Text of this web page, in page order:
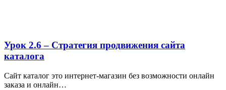
Урок 2.6 – Стратегия продвижения сайта
каталога
Сайт каталог это интернет-магазин без возможности онлайн
заказа и онлайн…